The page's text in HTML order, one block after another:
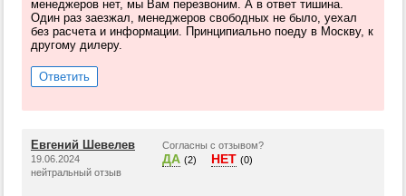
менеджеров нет, мы Вам перезвоним. А в ответ тишина.
Один раз заезжал, менеджеров свободных не было, уехал
без расчета и информации. Принципиально поеду в Москву, к
другому дилеру.
Ответить
Евгений Шевелев
19.06.2024
нейтральный отзыв
Согласны с отзывом?
ДА (2) НЕТ (0)